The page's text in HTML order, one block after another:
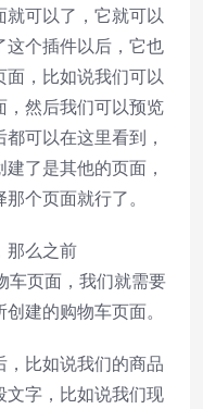
可以了，它就可以
这个插件以后，它也
，比如说我们可以
，然后我们可以预览
可以在这里看到，
了是其他的页面，
个页面就行了。
那么之前
页面，我们就需要
建的购物车页面。
比如说我们的商品
文字，比如说我们现